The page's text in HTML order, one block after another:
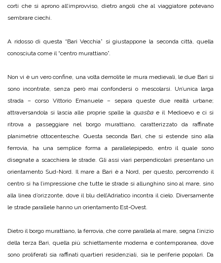
corti che si aprono all’improvviso, dietro angoli che al viaggiatore potevano
sembrare ciechi.
A ridosso di questa “Bari Vecchia” si giustappone la seconda città, quella
conosciuta come il “centro murattiano”.
Non vi è un vero confine, una volta demolite le mura medievali, le due Bari si
sono incontrate, senza però mai confondersi o mescolarsi. Un’unica larga
strada – corso Vittorio Emanuele – separa queste due realtà urbane;
attraversandola si lascia alle proprie spalle laquasbae il Medioevo e ci si
ritrova a passeggiare nel borgo murattiano, caratterizzato da raffinate
planimetrie ottocentesche. Questa seconda Bari, che si estende sino alla
ferrovia, ha una semplice forma a parallelepipedo, entro il quale sono
disegnate a scacchiera le strade. Gli assi viari perpendicolari presentano un
orientamento Sud-Nord. Il mare a Bari è a Nord, per questo, percorrendo il
centro si ha l’impressione che tutte le strade si allunghino sino al mare, sino
alla linea d’orizzonte, dove il blu dell’Adriatico incontra il cielo. Diversamente
le strade parallele hanno un orientamento Est-Ovest.
Dietro il borgo murattiano, la ferrovia, che corre parallela al mare, segna l’inizio
della terza Bari, quella più schiettamente moderna e contemporanea, dove
sono proliferati sia raffinati quartieri residenziali, sia le periferie popolari. Da